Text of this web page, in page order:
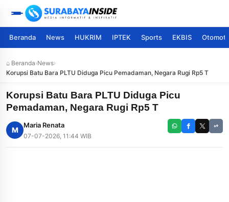
Beranda News HUKRIM IPTEK Sports EKBIS
⌂ Beranda›News›
Korupsi Batu Bara PLTU Diduga Picu Pemadaman, Negara Rugi Rp5 T
Korupsi Batu Bara PLTU Diduga Picu
Pemadaman, Negara Rugi Rp5 T
M
Maria Renata
07-07-2026, 11:44 WIB